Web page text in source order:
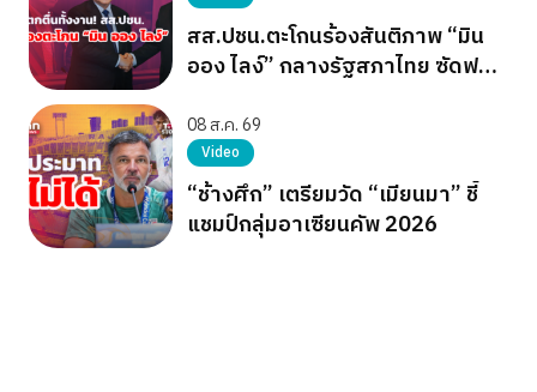
สส.ปชน.ตะโกนร้องสันติภาพ “มิน
ออง ไลง์” กลางรัฐสภาไทย ซัดฟอก
08 ส.ค. 69
Video
“ช้างศึก” เตรียมวัด “เมียนมา” ชี้
แชมป์กลุ่มอาเซียนคัพ 2026